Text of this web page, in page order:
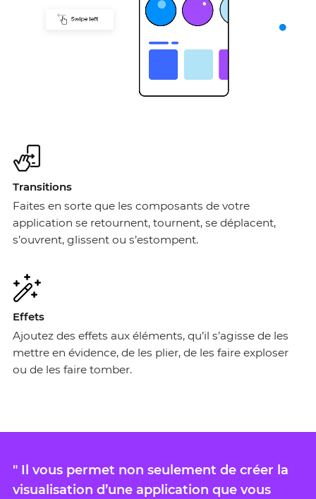
Transitions
Faites en sorte que les composants de votre
application se retournent, tournent, se déplacent,
s’ouvrent, glissent ou s’estompent.
Effets
Ajoutez des effets aux éléments, qu’il s’agisse de les
mettre en évidence, de les plier, de les faire exploser
ou de les faire tomber.
" Il vous permet non seulement de créer la
visualisation d’une application que vous